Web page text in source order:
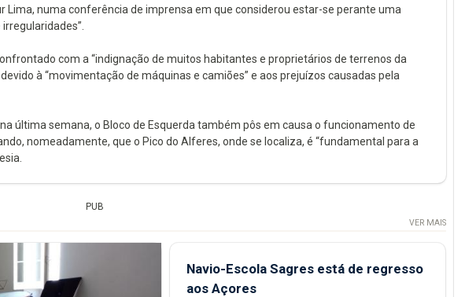
Lima, numa conferência de imprensa em que considerou estar-se perante uma
com a “indignação de muitos habitantes e proprietários de terrenos da
à “movimentação de máquinas e camiões” e aos prejuízos causadas pela
última semana, o Bloco de Esquerda também pôs em causa o funcionamento de
nomeadamente, que o Pico do Alferes, onde se localiza, é “fundamental para a
PUB
VER MAIS
Navio-Escola Sagres está de regresso
aos Açores